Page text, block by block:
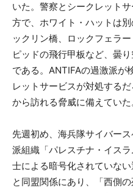
いた。警察とシークレット
方で、ホワイト・ハットは
ックリン橋、ロックフェラ
ピッドの飛行甲板など、曇
である。ANTIFAの過激派が
レットサービスが対処する
から訪れる脅威に備えていた
先週初め、海兵隊サイバー
派組織「パレスチナ・イス
士による暗号化されていな
と同盟関係にあり、「西側